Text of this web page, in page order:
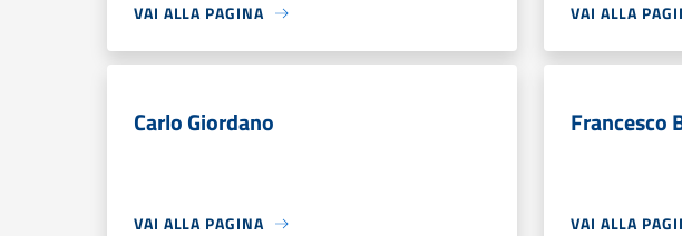
VAI ALLA PAGINA VAI ALLA
Carlo Giordano
VAI ALLA PAGINA
Francesco
VAI ALLA